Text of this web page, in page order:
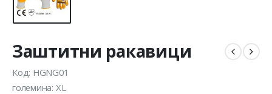
Заштитни ракавици
Код: HGNG01
големина: XL